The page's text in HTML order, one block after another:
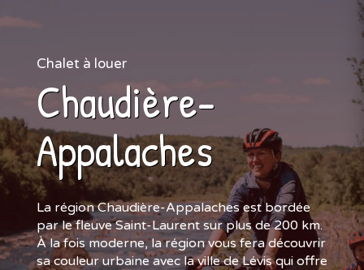
Chalet à louer
Chaudière-
Appalaches
La région Chaudière-Appalaches est bordée
par le fleuve Saint-Laurent sur plus de 200 km.
À la fois moderne, la région vous fera découvrir
sa couleur urbaine avec la ville de Lévis qui offre